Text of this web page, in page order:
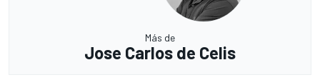
Más de
Jose Carlos de Celis